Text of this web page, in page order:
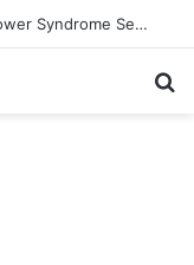
Cara Efektif Mengatasi Gejala Post Power Syndrome Setelah Pensiun Kerja